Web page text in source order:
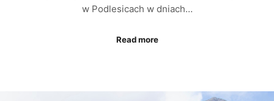
w Podlesicach w dniach…
Read more